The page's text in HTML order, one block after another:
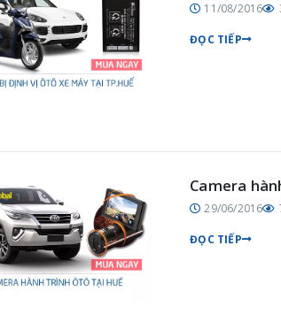
11/08/2016
ĐỌC TIẾP
Camera
29/06/2016
ĐỌC TIẾP